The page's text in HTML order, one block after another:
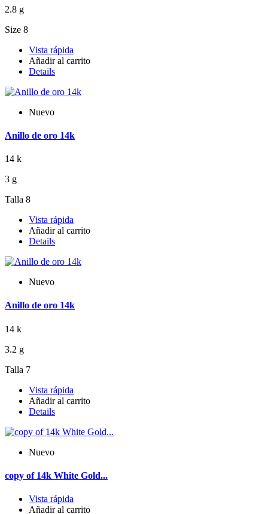
2.8 g
Size 8
Vista rápida
Añadir al carrito
Details
Nuevo
Anillo de oro 14k
14 k
3 g
Talla 8
Vista rápida
Añadir al carrito
Details
Nuevo
Anillo de oro 14k
14 k
3.2 g
Talla 7
Vista rápida
Añadir al carrito
Details
Nuevo
copy of 14k White Gold...
Vista rápida
Añadir al carrito